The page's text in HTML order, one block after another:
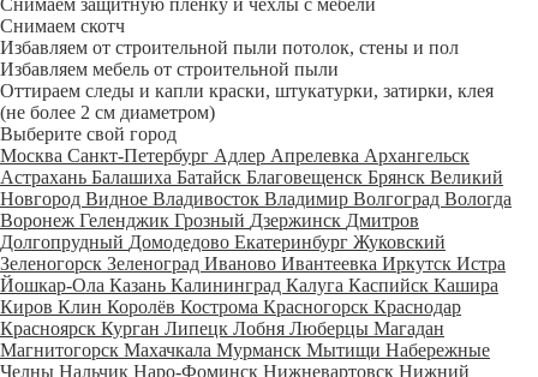
Снимаем защитную пленку и чехлы с мебели
Снимаем скотч
Избавляем от строительной пыли потолок, стены и пол
Избавляем мебель от строительной пыли
Оттираем следы и капли краски, штукатурки, затирки, клея
(не более 2 см диаметром)
Выберите свой город
Москва Санкт-Петербург Адлер Апрелевка Архангельск
Астрахань Балашиха Батайск Благовещенск Брянск Великий
Новгород Видное Владивосток Владимир Волгоград Вологда
Воронеж Геленджик Грозный Дзержинск Дмитров
Долгопрудный Домодедово Екатеринбург Жуковский
Зеленогорск Зеленоград Иваново Ивантеевка Иркутск Истра
Йошкар-Ола Казань Калининград Калуга Каспийск Кашира
Киров Клин Королёв Кострома Красногорск Краснодар
Красноярск Курган Липецк Лобня Люберцы Магадан
Магнитогорск Махачкала Мурманск Мытищи Набережные
Челны Нальчик Наро-Фоминск Нижневартовск Нижний